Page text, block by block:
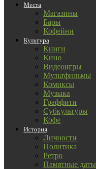
Места
Магазины
Бары
Кофейни
Культура
Книги
Кино
Видеоигры
Мультфильмы
Комиксы
Музыка
Граффити
Субкультуры
Кофе
История
Личности
Политика
Ретро
Памятные даты